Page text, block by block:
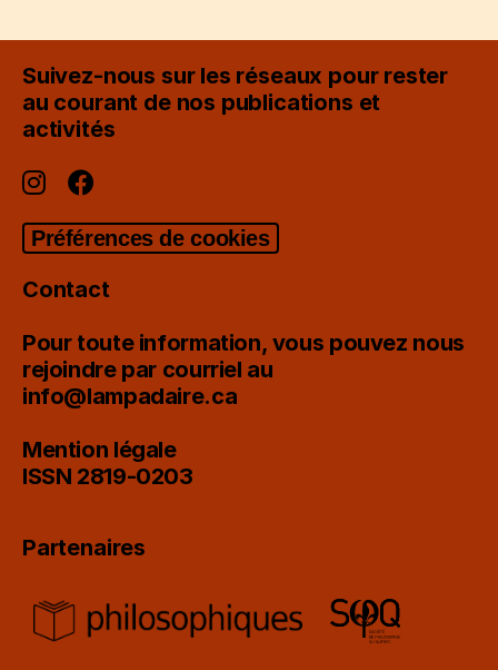
Suivez-nous sur les réseaux pour rester
au courant de nos publications et
activités
Préférences de cookies
Contact
Pour toute information, vous pouvez nous
rejoindre par courriel au
info@lampadaire.ca
Mention légale
ISSN 2819-0203
Partenaires